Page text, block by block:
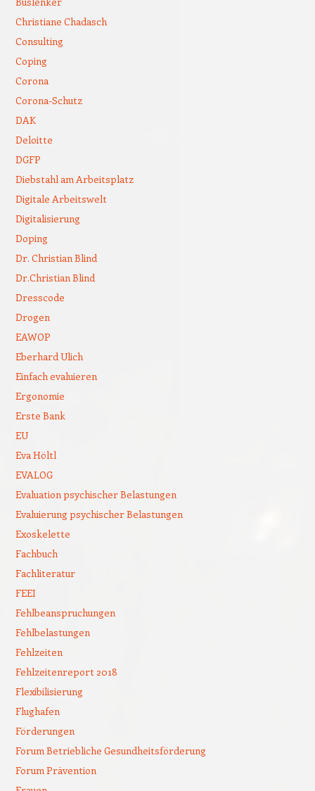
Christiane Chadasch
Consulting
Coping
Corona
Corona-Schutz
DAK
Deloitte
DGFP
Diebstahl am Arbeitsplatz
Digitale Arbeitswelt
Digitalisierung
Doping
Dr. Christian Blind
Dr.Christian Blind
Dresscode
Drogen
EAWOP
Eberhard Ulich
Einfach evaluieren
Ergonomie
Erste Bank
EU
Eva Höltl
EVALOG
Evaluation psychischer Belastungen
Evaluierung psychischer Belastungen
Exoskelette
Fachbuch
Fachliteratur
FEEI
Fehlbeanspruchungen
Fehlbelastungen
Fehlzeiten
Fehlzeitenreport 2018
Flexibilisierung
Flughafen
Förderungen
Forum Betriebliche Gesundheitsförderung
Forum Prävention